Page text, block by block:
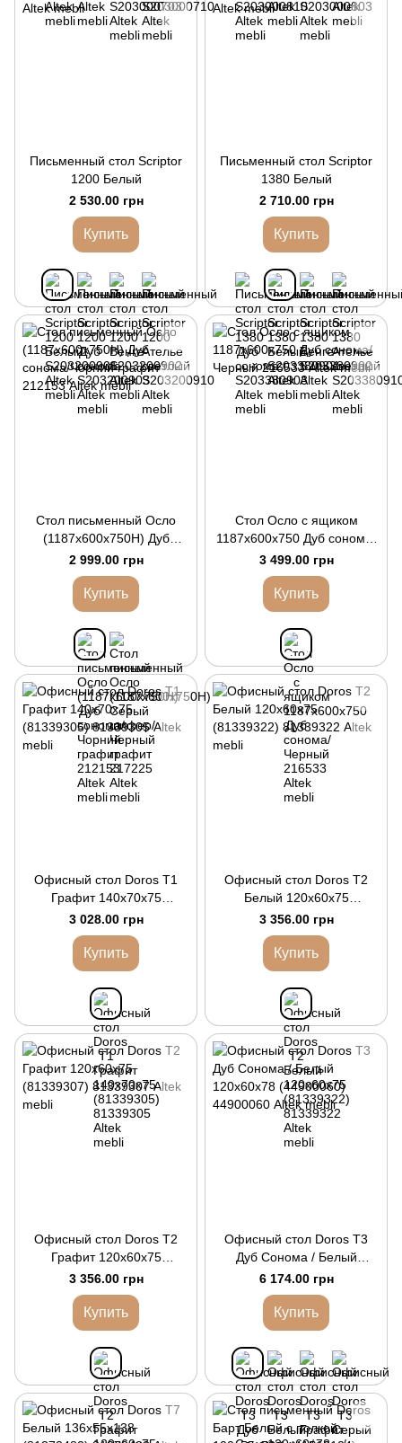
Письменный стол Scriptor
1200 Белый
2 530.00 грн
Купить
Письменный стол Scriptor
1380 Белый
2 710.00 грн
Купить
Стол письменный Осло
(1187х600х750Н) Дуб
сонома/Чорний графит
2 999.00 грн
Купить
Стол Осло с ящиком
1187х600х750 Дуб сонома/
Черный
3 499.00 грн
Купить
Офисный стол Doros Т1
Графит 140х70х75
(81339305)
3 028.00 грн
Купить
Офисный стол Doros Т2
Белый 120х60х75
(81339322)
3 356.00 грн
Купить
Офисный стол Doros Т2
Графит 120х60х75
(81339307)
3 356.00 грн
Купить
Офисный стол Doros Т3
Дуб Cонома / Белый
120х60х78 (44900060)
6 174.00 грн
Купить